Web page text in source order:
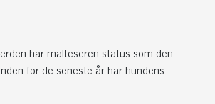
har malteseren status som den
for de seneste år har hundens